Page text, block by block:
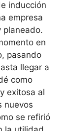
inducción
empresa
planeado.
en
pasando
llegar a
como
exitosa al
nuevos
se refirió